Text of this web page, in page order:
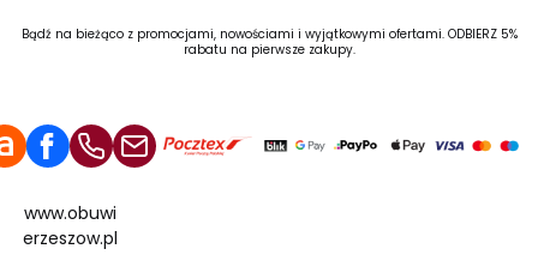
Bądź na bieżąco z promocjami, nowościami i wyjątkowymi ofertami. ODBIERZ 5%
rabatu na pierwsze zakupy.
www.obuwi
erzeszow.pl